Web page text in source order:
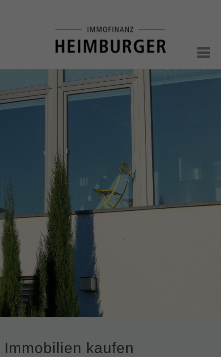
Immobilien kaufen